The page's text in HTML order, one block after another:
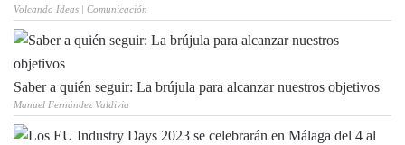
Volcando Ideas | Comunicación
Saber a quién seguir: La brújula para alcanzar nuestros objetivos
Manuel Fernández Valdivia